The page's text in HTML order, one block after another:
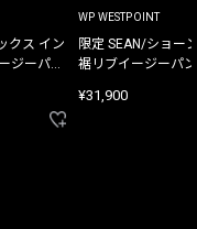
クス イン
ジーパン
WP WESTPOINT
限定 SEAN/ショー
裾リブイージーパ
¥31,900